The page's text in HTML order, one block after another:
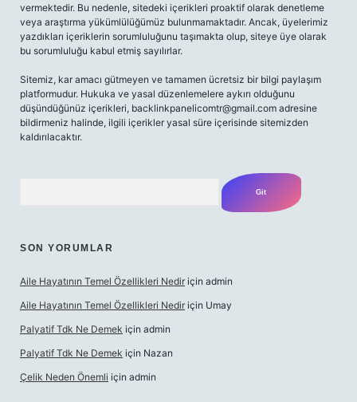
vermektedir. Bu nedenle, sitedeki içerikleri proaktif olarak denetleme
veya araştırma yükümlülüğümüz bulunmamaktadır. Ancak, üyelerimiz
yazdıkları içeriklerin sorumluluğunu taşımakta olup, siteye üye olarak
bu sorumluluğu kabul etmiş sayılırlar.
Sitemiz, kar amacı gütmeyen ve tamamen ücretsiz bir bilgi paylaşım
platformudur. Hukuka ve yasal düzenlemelere aykırı olduğunu
düşündüğünüz içerikleri, backlinkpanelicomtr@gmail.com adresine
bildirmeniz halinde, ilgili içerikler yasal süre içerisinde sitemizden
kaldırılacaktır.
SON YORUMLAR
Aile Hayatının Temel Özellikleri Nedir için admin
Aile Hayatının Temel Özellikleri Nedir için Umay
Palyatif Tdk Ne Demek için admin
Palyatif Tdk Ne Demek için Nazan
Çelik Neden Önemli için admin